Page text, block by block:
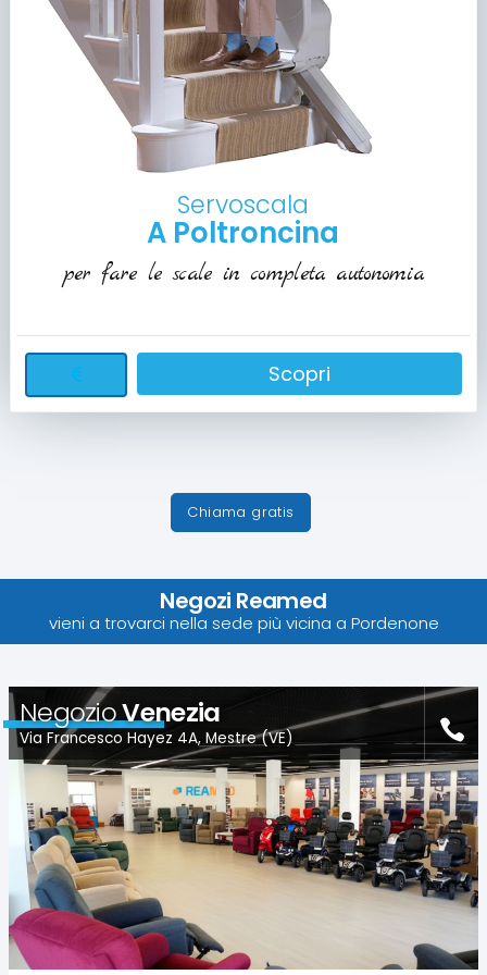
Servoscala
A Poltroncina
per fare le scale in completa autonomia
Scopri
Chiama gratis
Negozi Reamed
vieni a trovarci nella sede più vicina a Pordenone
NegozioVenezia
Via Francesco Hayez 4A, Mestre (VE)